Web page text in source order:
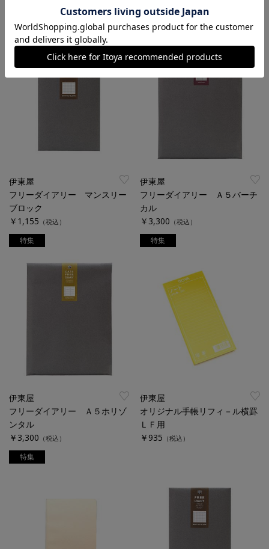
特集
伊東屋
フリーダイアリー マンスリー
ブロック
￥1,155 （税込）
特集
伊東屋
フリーダイアリー Ａ５バーチ
カル
￥3,300 （税込）
特集
伊東屋
フリーダイアリー Ａ５ホリゾ
ンタル
￥3,300 （税込）
特集
伊東屋
オリジナル手帳リフィ－ル横罫
ＬＦ用
￥935 （税込）